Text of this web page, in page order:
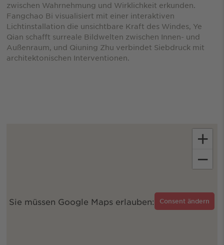
zwischen Wahrnehmung und Wirklichkeit erkunden.
Fangchao Bi visualisiert mit einer interaktiven
Lichtinstallation die unsichtbare Kraft des Windes, Ye
Qian schafft surreale Bildwelten zwischen Innen- und
Außenraum, und Qiuning Zhu verbindet Siebdruck mit
architektonischen Interventionen.
Sie müssen Google Maps erlauben: Consent ändern
+
−